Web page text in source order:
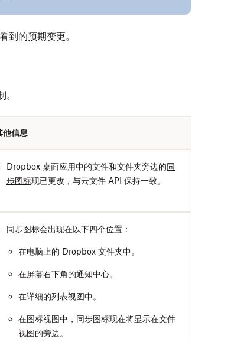
的预期变更。
他信息
Dropbox 桌面应用中的文件和文件夹旁边的同
步图标现已更改，与云文件 API 保持一致。
同步图标会出现在以下四个位置：
在电脑上的 Dropbox 文件夹中。
在屏幕右下角的通知中心。
在详细的列表视图中。
在图标视图中，同步图标现在将显示在文件
视图的旁边。